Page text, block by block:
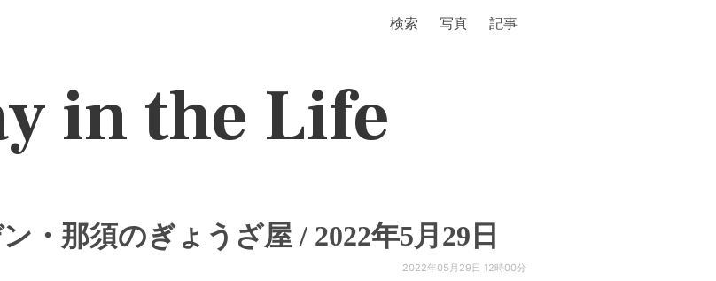
検索 写真 記事
in the Life
・那須のぎょうざ屋 / 2022年5月29日
2022年05月29日 12時00分